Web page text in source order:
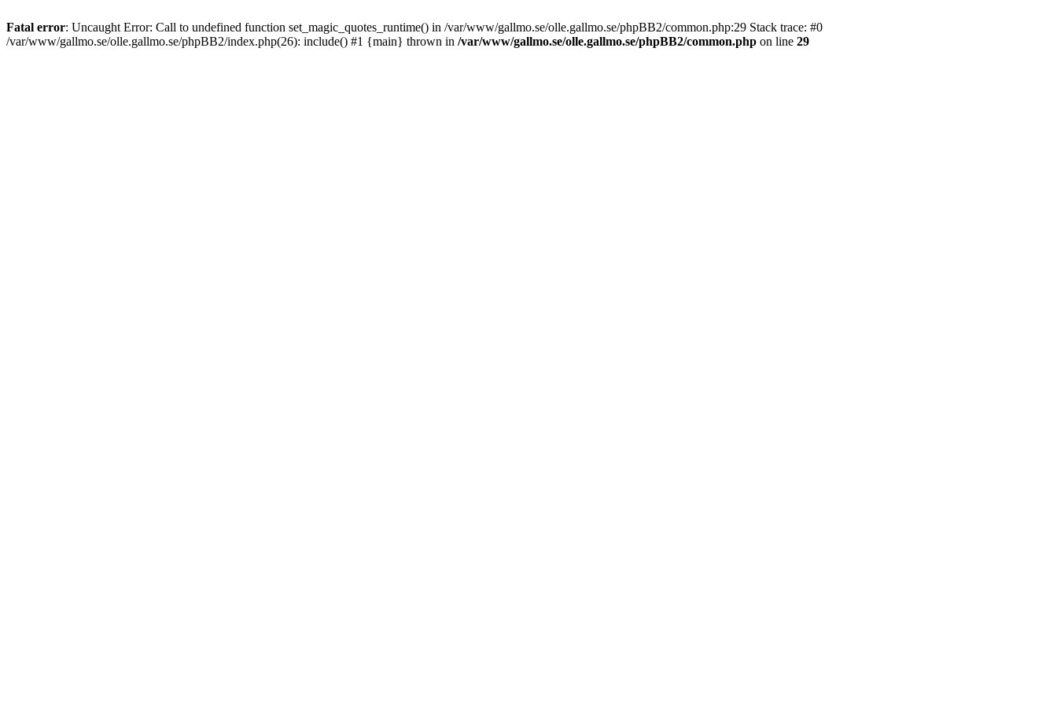
Fatal error: Uncaught Error: Call to undefined function set_magic_quotes_runtime() in /var/www/gallmo.se/olle.gallmo.se/phpBB2/common.php:29 Stack trace: #0
/var/www/gallmo.se/olle.gallmo.se/phpBB2/index.php(26): include() #1 {main} thrown in /var/www/gallmo.se/olle.gallmo.se/phpBB2/common.php on line 29